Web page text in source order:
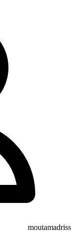
moutamadriss